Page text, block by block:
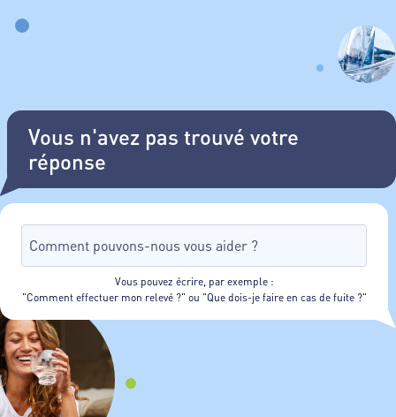
Vous n'avez pas trouvé votre
réponse
Vous pouvez écrire, par exemple :
"Comment effectuer mon relevé ?" ou "Que dois-je faire en cas de fuite ?"